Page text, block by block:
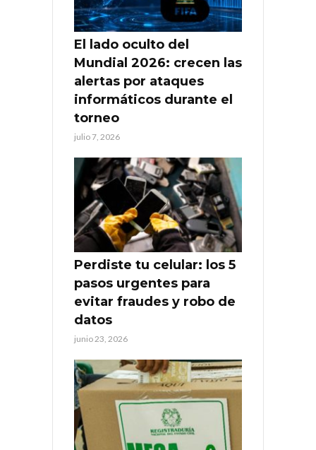
El lado oculto del
Mundial 2026: crecen las
alertas por ataques
informáticos durante el
torneo
julio 7, 2026
Perdiste tu celular: los 5
pasos urgentes para
evitar fraudes y robo de
datos
junio 23, 2026